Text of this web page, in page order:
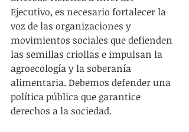
Ejecutivo, es necesario fortalecer la
voz de las organizaciones y
movimientos sociales que defienden
las semillas criollas e impulsan la
agroecología y la soberanía
alimentaria. Debemos defender una
política pública que garantice
derechos a la sociedad.